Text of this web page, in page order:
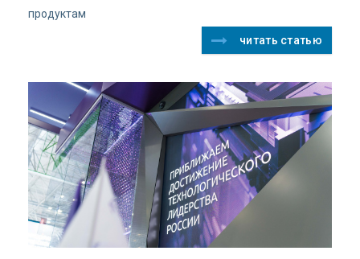
продуктам
читать статью